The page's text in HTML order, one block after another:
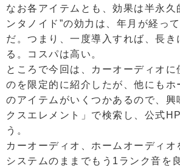
なお各アイテムとも、効果は半永久
ンタノイド”の効力は、年月が経っ
だ。つまり、一度導入すれば、長き
る。コスパは高い。
ところで今回は、カーオーディオに
のを限定的に紹介したが、他にもホ
のアイテムがいくつかあるので、興
クスエレメント」で検索し、公式
う。
カーオーディオ、ホームオーディオ
システムのままでもう1ランク音を